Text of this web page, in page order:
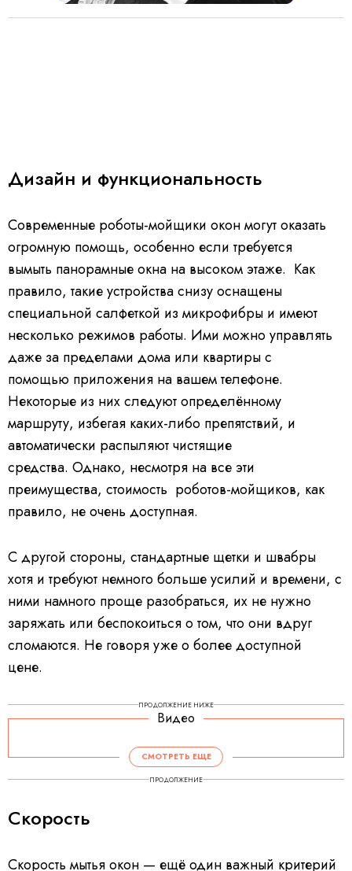
Дизайн и функциональность
Современные роботы-мойщики окон могут оказать
огромную помощь, особенно если требуется
вымыть панорамные окна на высоком этаже. Как
правило, такие устройства снизу оснащены
специальной салфеткой из микрофибры и имеют
несколько режимов работы. Ими можно управлять
даже за пределами дома или квартиры с
помощью приложения на вашем телефоне.
Некоторые из них следуют определённому
маршруту, избегая каких-либо препятствий, и
автоматически распыляют чистящие
средства. Однако, несмотря на все эти
преимущества, стоимость роботов-мойщиков, как
правило, не очень доступная.
С другой стороны, стандартные щетки и швабры
хотя и требуют немного больше усилий и времени, с
ними намного проще разобраться, их не нужно
заряжать или беспокоиться о том, что они вдруг
сломаются. Не говоря уже о более доступной
цене.
ПРОДОЛЖЕНИЕ НИЖЕ
Видео
СМОТРЕТЬ ЕЩЕ
ПРОДОЛЖЕНИЕ
Скорость
Скорость мытья окон — ещё один важный критерий